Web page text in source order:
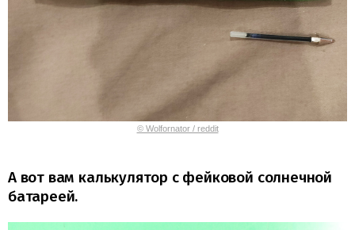
© Wolfornator / reddit
А вот вам калькулятор с фейковой солнечной
батареей.